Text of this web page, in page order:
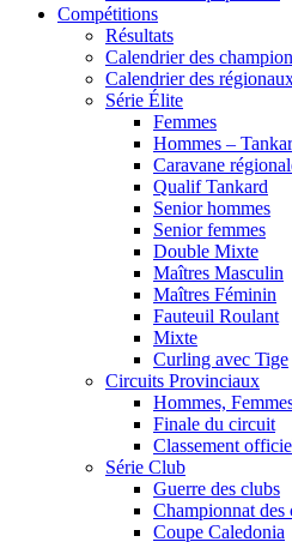
Compétitions
Résultats
Calendrier des
Calendrier des
Série Élite
Femmes
Hommes –
Caravane
Qualif Tankard
Senior hommes
Senior femmes
Double Mixte
Maîtres Masculin
Maîtres Féminin
Fauteuil Roulant
Mixte
Curling avec Tige
Circuits Provinciaux
Hommes,
Finale du circuit
Classement
Série Club
Guerre des clubs
Championnat des
Coupe Caledonia